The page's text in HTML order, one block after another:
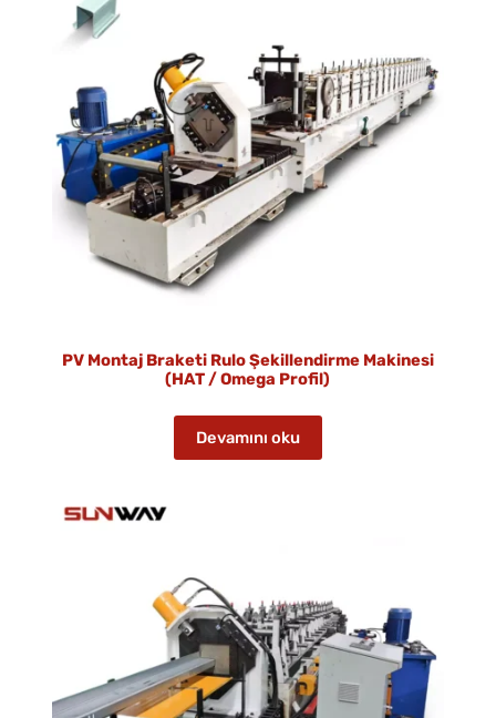
PV Montaj Braketi Rulo Şekillendirme Makinesi
(HAT / Omega Profil)
Devamını oku